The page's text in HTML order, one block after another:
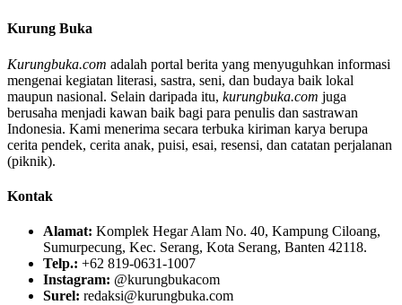
Kurung Buka
Kurungbuka.com adalah portal berita yang menyuguhkan informasi
mengenai kegiatan literasi, sastra, seni, dan budaya baik lokal
maupun nasional. Selain daripada itu, kurungbuka.com juga
berusaha menjadi kawan baik bagi para penulis dan sastrawan
Indonesia. Kami menerima secara terbuka kiriman karya berupa
cerita pendek, cerita anak, puisi, esai, resensi, dan catatan perjalanan
(piknik).
Kontak
Alamat: Komplek Hegar Alam No. 40, Kampung Ciloang,
Sumurpecung, Kec. Serang, Kota Serang, Banten 42118.
Telp.: +62 819-0631-1007
Instagram: @kurungbukacom
Surel: redaksi@kurungbuka.com